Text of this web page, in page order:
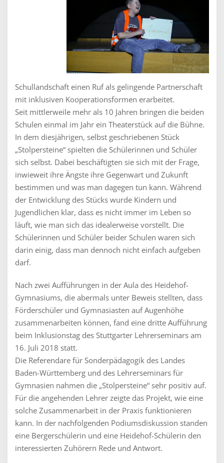
Schullandschaft einen Ruf als gelingende Partnerschaft
mit inklusiven Kooperationsformen erarbeitet.
Seit mittlerweile mehr als 10 Jahren bringen die beiden
Schulen einmal im Jahr ein Theaterstück auf die Bühne.
In dem diesjährigen, selbst geschriebenen Stück
„Stolpersteine“ spielten die Schülerinnen und Schüler
sich selbst. Dabei beschäftigten sie sich mit der Frage,
inwieweit ihre Ängste ihre Gegenwart und Zukunft
bestimmen und was man dagegen tun kann. Während
der Entwicklung des Stücks wurde Kindern und
Jugendlichen klar, dass es nicht immer im Leben so
läuft, wie man sich das idealerweise vorstellt. Die
Schülerinnen und Schüler beider Schulen waren sich
darin einig, dass man dennoch nicht einfach aufgeben
darf.
Nach zwei Aufführungen in der Aula des Heidehof-
Gymnasiums, die abermals unter Beweis stellten, dass
Förderschüler und Gymnasiasten auf Augenhöhe
zusammenarbeiten können, fand eine dritte Aufführung
beim Inklusionstag des Stuttgarter Lehrerseminars am
16. Juli 2018 statt.
Die Referendare für Sonderpädagogik des Landes
Baden-Württemberg und des Lehrerseminars für
Gymnasien nahmen die „Stolpersteine“ sehr positiv auf.
Für die angehenden Lehrer zeigte das Projekt, wie eine
solche Zusammenarbeit in der Praxis funktionieren
kann. In der nachfolgenden Podiumsdiskussion standen
eine Bergerschülerin und eine Heidehof-Schülerin den
interessierten Zuhörern Rede und Antwort.